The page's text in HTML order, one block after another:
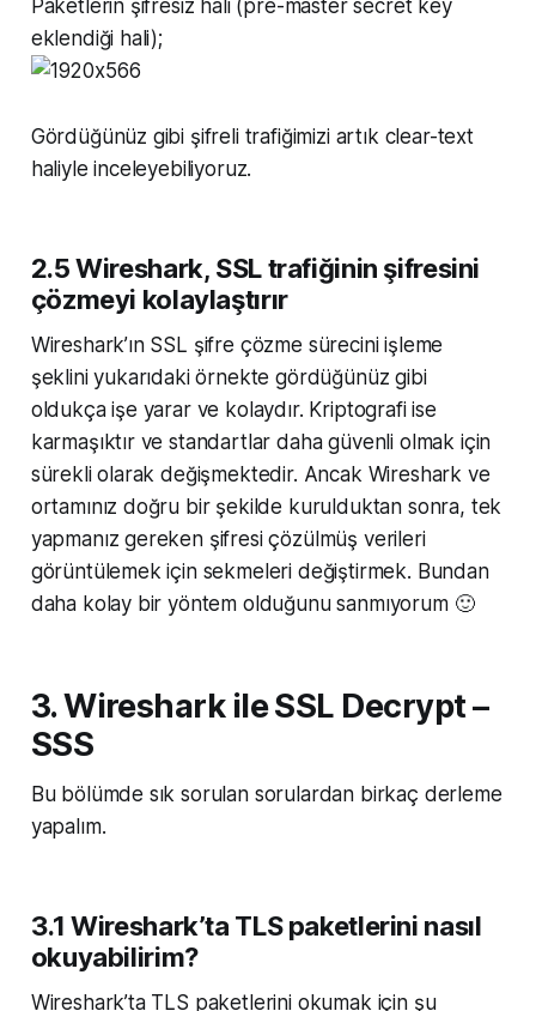
Paketlerin şifresiz hali (pre-master secret key
eklendiği hali);
Gördüğünüz gibi şifreli trafiğimizi artık clear-text
haliyle inceleyebiliyoruz.
2.5 Wireshark, SSL trafiğinin şifresini
çözmeyi kolaylaştırır
Wireshark’ın SSL şifre çözme sürecini işleme
şeklini yukarıdaki örnekte gördüğünüz gibi
oldukça işe yarar ve kolaydır. Kriptografi ise
karmaşıktır ve standartlar daha güvenli olmak için
sürekli olarak değişmektedir. Ancak Wireshark ve
ortamınız doğru bir şekilde kurulduktan sonra, tek
yapmanız gereken şifresi çözülmüş verileri
görüntülemek için sekmeleri değiştirmek. Bundan
daha kolay bir yöntem olduğunu sanmıyorum 🙂
3. Wireshark ile SSL Decrypt –
SSS
Bu bölümde sık sorulan sorulardan birkaç derleme
yapalım.
3.1 Wireshark’ta TLS paketlerini nasıl
okuyabilirim?
Wireshark’ta TLS paketlerini okumak için şu